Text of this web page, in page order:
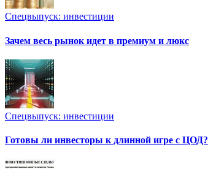
Спецвыпуск: инвестиции
Зачем весь рынок идет в премиум и люкс
Спецвыпуск: инвестиции
Готовы ли инвесторы к длинной игре с ЦОД?